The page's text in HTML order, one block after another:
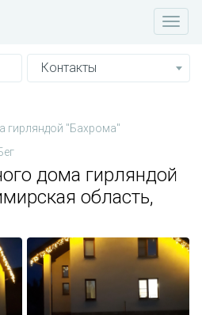
Контакты
гирляндой "Бахрома"
дома гирляндой
область,